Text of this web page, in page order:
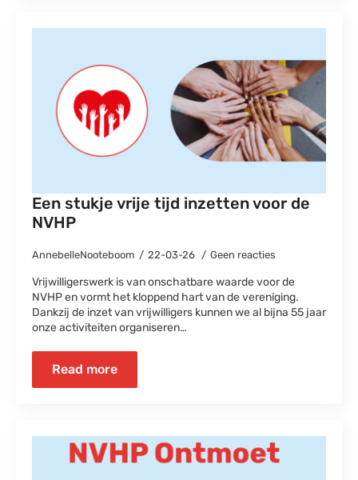
Een stukje vrije tijd inzetten voor de
NVHP
AnnebelleNooteboom 22-03-26 Geen reacties
Vrijwilligerswerk is van onschatbare waarde voor de
NVHP en vormt het kloppend hart van de vereniging.
Dankzij de inzet van vrijwilligers kunnen we al bijna 55 jaar
onze activiteiten organiseren…
Read more